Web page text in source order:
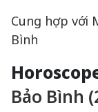
Cung hợp với
Bình
Bảo Bình